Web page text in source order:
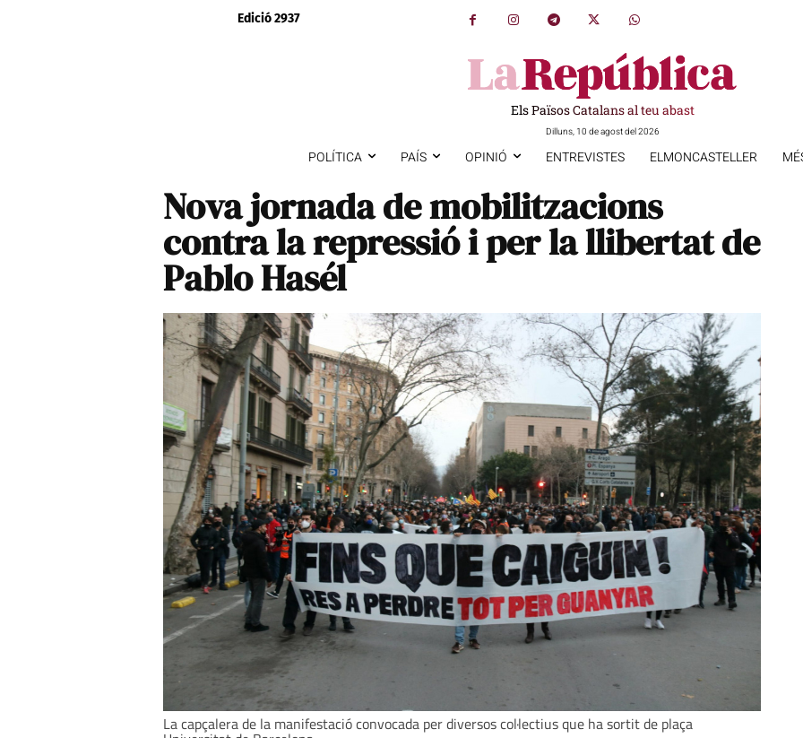
Edició 2937
Els Països Catalans al teu abast
Dilluns, 10 de agost del 2026
POLÍTICA PAÍS OPINIÓ ENTREVISTES ELMONCASTELLER
Nova jornada de mobilitzacions
contra la repressió i per la llibertat de
Pablo Hasél
La capçalera de la manifestació convocada per diversos col·lectius que ha sortit de plaça